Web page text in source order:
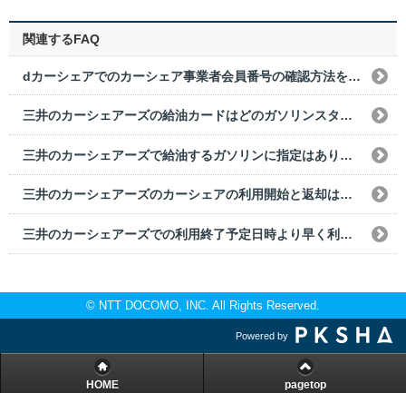
関連するFAQ
dカーシェアでのカーシェア事業者会員番号の確認方法を教えてください。
三井のカーシェアーズの給油カードはどのガソリンスタンドで使用できますか？
三井のカーシェアーズで給油するガソリンに指定はありますか？また違う油種の燃料を給油してしまった場合はどうすればいいですか？
三井のカーシェアーズのカーシェアの利用開始と返却はどうすればいいですか？
三井のカーシェアーズでの利用終了予定日時より早く利用終了した場合の利用料金はどうなりますか？
© NTT DOCOMO, INC. All Rights Reserved.
Powered by
HOME pagetop